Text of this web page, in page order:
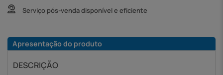
Serviço pós-venda disponível e eficiente
Apresentação do produto
DESCRIÇÃO